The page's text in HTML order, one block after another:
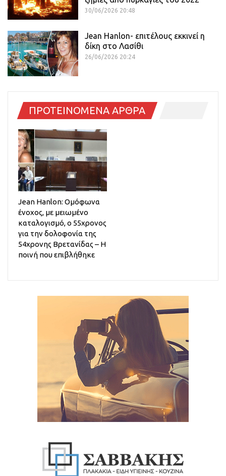
30/06/2026 20:48
Jean Hanlon- επιτέλους εκκινεί η
δίκη στο Λασίθι
26/06/2026 20:24
ΠΡΟΤΕΙΝΟΜΕΝΑ ΑΡΘΡΑ
Jean Hanlon: Ομόφωνα
ένοχος, με μειωμένο
καταλογισμό, ο 55χρονος
για την δολοφονία της
54χρονης Βρετανίδας – Η
ποινή που επιβλήθηκε